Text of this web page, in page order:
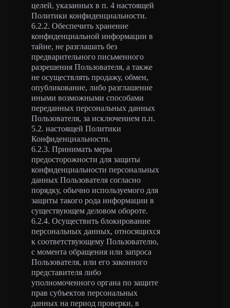
целей, указанных в п. 4 настоящей
Политики конфиденциальности.
6.2.2. Обеспечить хранение
конфиденциальной информации в
тайне, не разглашать без
предварительного письменного
разрешения Пользователя, а также
не осуществлять продажу, обмен,
опубликование, либо разглашение
иными возможными способами
переданных персональных данных
Пользователя, за исключением п.п.
5.2. настоящей Политики
Конфиденциальности.
6.2.3. Принимать меры
предосторожности для защиты
конфиденциальности персональных
данных Пользователя согласно
порядку, обычно используемого для
защиты такого рода информации в
существующем деловом обороте.
6.2.4. Осуществить блокирование
персональных данных, относящихся
к соответствующему Пользователю,
с момента обращения или запроса
Пользователя, или его законного
представителя либо
уполномоченного органа по защите
прав субъектов персональных
данных на период проверки, в